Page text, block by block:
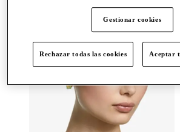
Gestionar cookies
Rechazar todas las cookies Aceptar